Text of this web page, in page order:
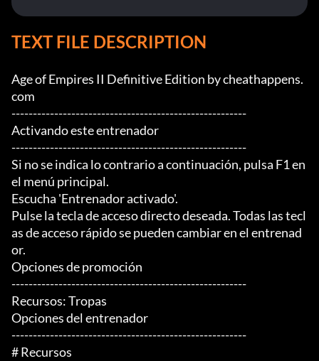
TEXT FILE DESCRIPTION
Age of Empires II Definitive Edition by cheathappens.
com
-------------------------------------------------------
Activando este entrenador
-------------------------------------------------------
Si no se indica lo contrario a continuación, pulsa F1 en
el menú principal.
Escucha 'Entrenador activado'.
Pulse la tecla de acceso directo deseada. Todas las tecl
as de acceso rápido se pueden cambiar en el entrenad
or.
Opciones de promoción
-------------------------------------------------------
Recursos: Tropas
Opciones del entrenador
-------------------------------------------------------
# Recursos